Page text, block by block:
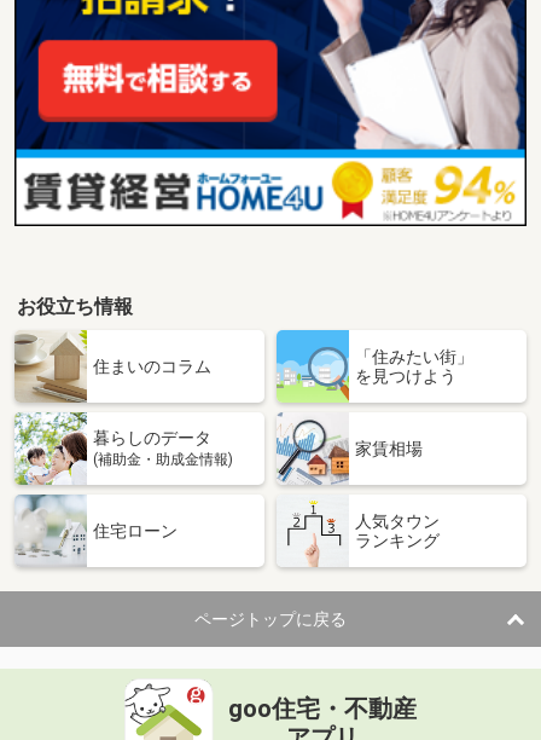
お役立ち情報
住まいのコラム
「住みたい街」
を見つけよう
暮らしのデータ
(補助金・助成金情報)
家賃相場
住宅ローン
人気タウン
ランキング
ページトップに戻る
goo住宅・不動産